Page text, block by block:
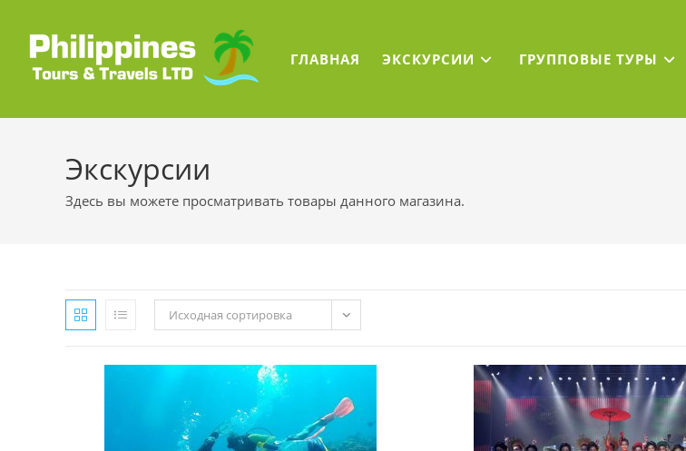
содержимому
ГЛАВНАЯ ЭКСКУРСИИ ГРУППОВЫЕ ТУРЫ
Экскурсии
Здесь вы можете просматривать товары данного магазина.
Исходная сортировка